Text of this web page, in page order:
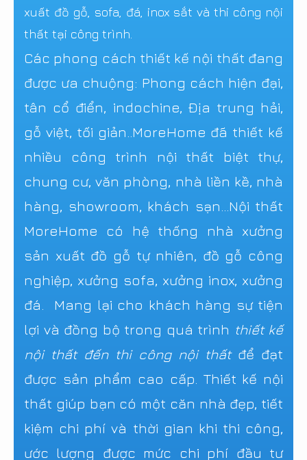
xuất đồ gỗ, sofa, đá, inox sắt và thi công nội
thất tại công trình.
Các phong cách thiết kế nội thất đang
được ưa chuộng: Phong cách hiện đại,
tân cổ điển, indochine, Địa trung hải,
gỗ việt, tối giản..MoreHome đã thiết kế
nhiều công trình nội thất biệt thự,
chung cư, văn phòng, nhà liền kề, nhà
hàng, showroom, khách sạn...Nội thất
MoreHome có hệ thống nhà xưởng
sản xuất đồ gỗ tự nhiên, đồ gỗ công
nghiệp, xưởng sofa, xưởng inox, xưởng
đá. Mang lại cho khách hàng sự tiện
lợi và đồng bộ trong quá trình thiết kế
nội thất đến thi công nội thấtđể đạt
được sản phẩm cao cấp. Thiết kế nội
thất giúp bạn có một căn nhà đẹp, tiết
kiệm chi phí và thời gian khi thi công,
ước lượng được mức chi phí đầu tư